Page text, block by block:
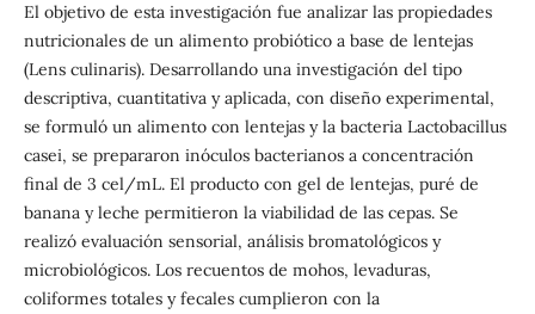
El objetivo de esta investigación fue analizar las propiedades
nutricionales de un alimento probiótico a base de lentejas
(Lens culinaris). Desarrollando una investigación del tipo
descriptiva, cuantitativa y aplicada, con diseño experimental,
se formuló un alimento con lentejas y la bacteria Lactobacillus
casei, se prepararon inóculos bacterianos a concentración
final de 3 cel/mL. El producto con gel de lentejas, puré de
banana y leche permitieron la viabilidad de las cepas. Se
realizó evaluación sensorial, análisis bromatológicos y
microbiológicos. Los recuentos de mohos, levaduras,
coliformes totales y fecales cumplieron con la